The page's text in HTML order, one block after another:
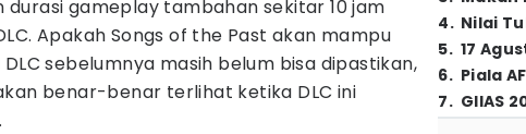
durasi gameplay tambahan sekitar 10 jam
Apakah Songs of the Past akan mampu
sebelumnya masih belum bisa dipastikan,
benar-benar terlihat ketika DLC ini
4. Nilai
5. 17
6. Piala
7. GIIAS